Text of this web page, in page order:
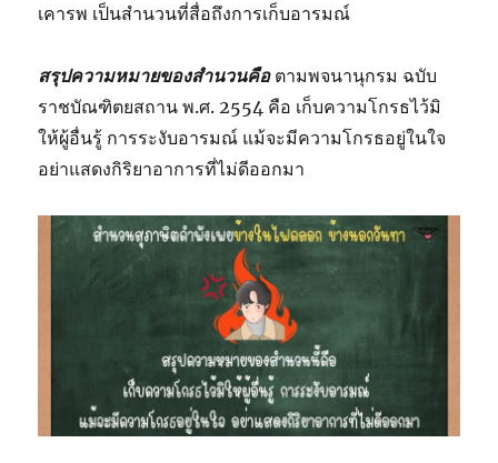
เคารพ เป็นสำนวนที่สื่อถึงการเก็บอารมณ์
สรุปความหมายของสำนวนคือตามพจนานุกรม ฉบับ
ราชบัณฑิตยสถาน พ.ศ. 2554 คือ เก็บความโกรธไว้มิ
ให้ผู้อื่นรู้ การระงับอารมณ์ แม้จะมีความโกรธอยู่ในใจ
อย่าแสดงกิริยาอาการที่ไม่ดีออกมา